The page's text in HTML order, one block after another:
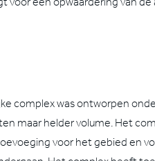
complex was ontworpen
maar helder volume. Het
voor het gebied en